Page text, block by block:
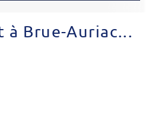
à Brue-Auriac...